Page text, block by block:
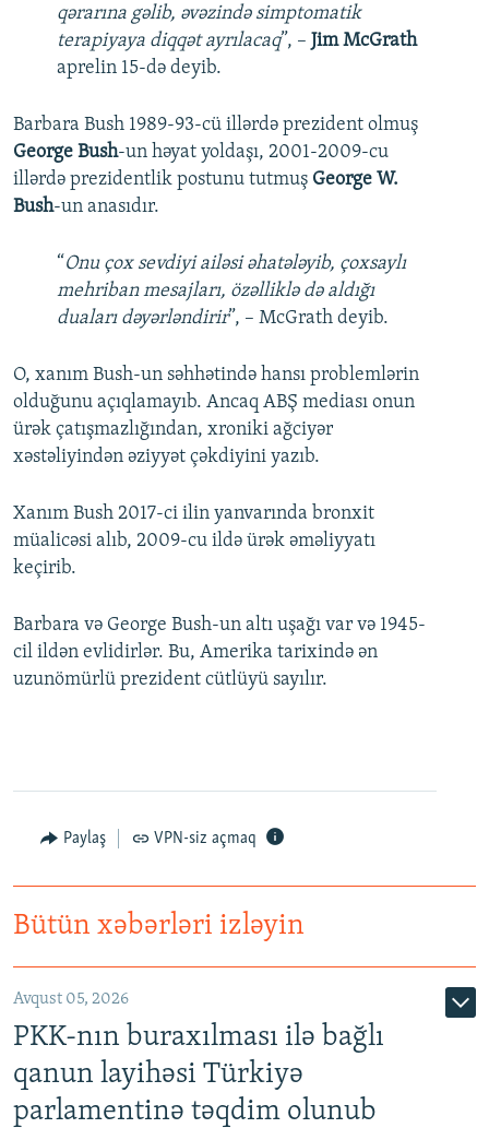
qərarına gəlib, əvəzində simptomatik
terapiyaya diqqət ayrılacaq”, – Jim McGrath
aprelin 15-də deyib.
Barbara Bush 1989-93-cü illərdə prezident olmuş
George Bush-un həyat yoldaşı, 2001-2009-cu
illərdə prezidentlik postunu tutmuş George W.
Bush-un anasıdır.
“Onu çox sevdiyi ailəsi əhatələyib, çoxsaylı
mehriban mesajları, özəlliklə də aldığı
duaları dəyərləndirir”, – McGrath deyib.
O, xanım Bush-un səhhətində hansı problemlərin
olduğunu açıqlamayıb. Ancaq ABŞ mediası onun
ürək çatışmazlığından, xroniki ağciyər
xəstəliyindən əziyyət çəkdiyini yazıb.
Xanım Bush 2017-ci ilin yanvarında bronxit
müalicəsi alıb, 2009-cu ildə ürək əməliyyatı
keçirib.
Barbara və George Bush-un altı uşağı var və 1945-
cil ildən evlidirlər. Bu, Amerika tarixində ən
uzunömürlü prezident cütlüyü sayılır.
Paylaş VPN-siz açmaq
Bütün xəbərləri izləyin
Avqust 05, 2026
PKK-nın buraxılması ilə bağlı
qanun layihəsi Türkiyə
parlamentinə təqdim olunub